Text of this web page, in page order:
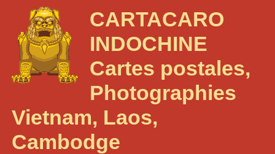
CARTACARO
INDOCHINE
Cartes postales,
Photographies
Vietnam, Laos,
Cambodge